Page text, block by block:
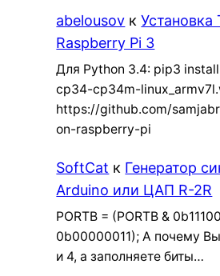
abelousov кУстановка
Raspberry Pi 3
Для Python 3.4: pip3
cp34-cp34m-
https://github.com/
on-raspberry-pi
SoftCat к Генератор
Arduino или ЦАП R-2R
PORTB = (PORTB &
0b00000011); А почему
и 4, а заполняете биты…